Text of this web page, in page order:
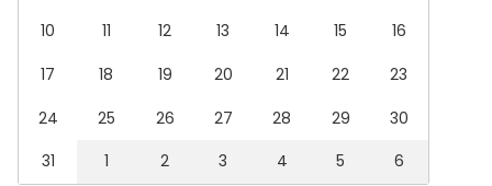
10
11 12 13 14 15
16
17
18 19 20 21 22
23
24
25 26 27 28 29
30
31
1 2 3 4 5 6